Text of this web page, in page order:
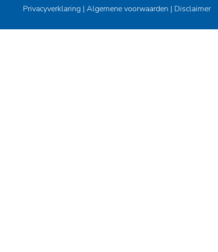
Privacyverklaring | Algemene voorwaarden | Disclaimer